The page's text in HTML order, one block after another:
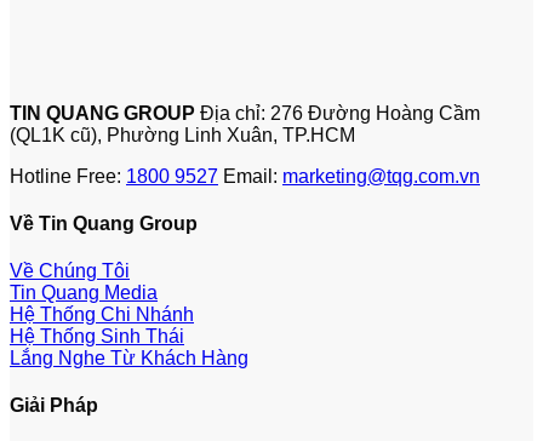
TIN QUANG GROUP Địa chỉ: 276 Đường Hoàng Cầm
(QL1K cũ), Phường Linh Xuân, TP.HCM
Hotline Free: 1800 9527 Email: marketing@tqg.com.vn
Về Tin Quang Group
Về Chúng Tôi
Tin Quang Media
Hệ Thống Chi Nhánh
Hệ Thống Sinh Thái
Lắng Nghe Từ Khách Hàng
Giải Pháp